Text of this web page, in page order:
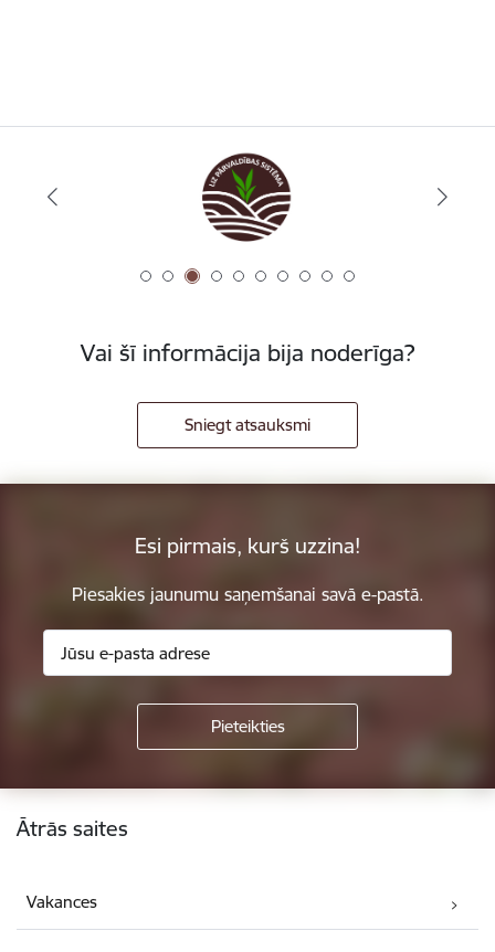
Vai šī informācija bija noderīga?
Sniegt atsauksmi
Esi pirmais, kurš uzzina!
Piesakies jaunumu saņemšanai savā e-pastā.
Kājene
Ātrās saites
Vakances